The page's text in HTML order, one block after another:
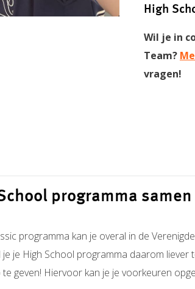
High
Wil je in
Team?
vragen!
programma samen
programma kan je overal in de
je je High School programma daarom liever
geven! Hiervoor kan je je voorkeuren